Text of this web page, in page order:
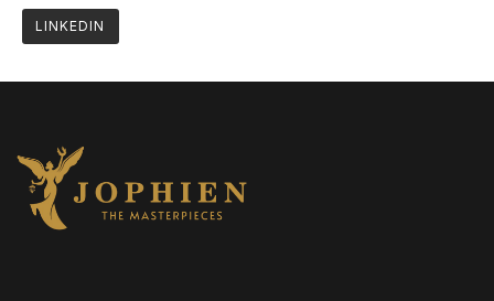
LINKEDIN